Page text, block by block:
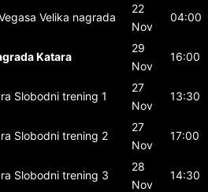
Velika nagrada
22
Nov
04:00
Katara
29
Nov
16:00
Slobodni trening 1
27
Nov
13:30
Slobodni trening 2
27
Nov
17:00
Slobodni trening 3
28
Nov
14:30